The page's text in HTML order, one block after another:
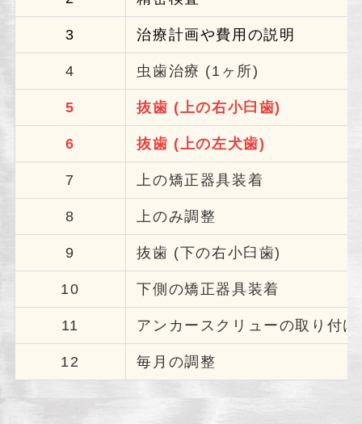
3 治療計画や費用の説明
4 虫歯治療 (1ヶ所)
5 抜歯 (上の右小臼歯)
6 抜歯 (上の左犬歯)
7 上の矯正器具装着
8 上のみ調整
9 抜歯 (下の右小臼歯)
10 下側の矯正器具装着
11 アンカースクリューの取り付け
12 毎月の調整